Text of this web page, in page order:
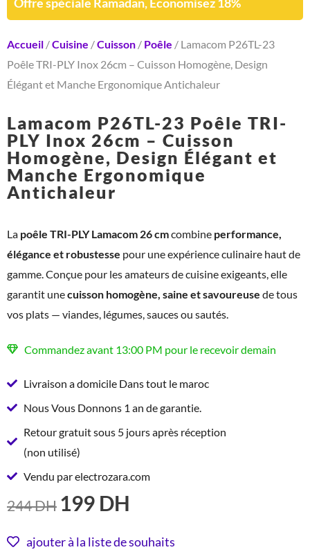
Accueil /Cuisine /Cuisson / Poêle / Lamacom P26TL-23
Poêle TRI-PLY Inox 26cm – Cuisson Homogène, Design
Élégant et Manche Ergonomique Antichaleur
Lamacom P26TL-23 Poêle TRI-
PLY Inox 26cm – Cuisson
Homogène, Design Élégant et
Manche Ergonomique
Antichaleur
La poêle TRI-PLY Lamacom 26 cmcombine performance,
élégance et robustesse pour une expérience culinaire haut de
gamme. Conçue pour les amateurs de cuisine exigeants, elle
garantit unecuisson homogène, saine et savoureuse de tous
vos plats — viandes, légumes, sauces ou sautés.
Commandez avant 13:00 PM pour le recevoir demain
Livraison a domicile Dans tout le maroc
Nous Vous Donnons 1 an de garantie.
Retour gratuit sous 5 jours après réception
(non utilisé)
Vendu par electrozara.com
244DH LE
INITIAL
199 DH
ACTUEL
ajouter à la liste de souhaits